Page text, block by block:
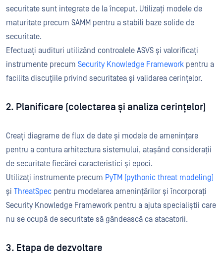
securitate sunt integrate de la început. Utilizați modele de
maturitate precum SAMM pentru a stabili baze solide de
securitate.
Efectuați audituri utilizând controalele ASVS și valorificați
instrumente precum Security Knowledge Framework pentru a
facilita discuțiile privind securitatea și validarea cerințelor.
2. Planificare (colectarea și analiza cerințelor)
Creați diagrame de flux de date și modele de amenințare
pentru a contura arhitectura sistemului, atașând considerații
de securitate fiecărei caracteristici și epoci.
Utilizați instrumente precum PyTM (pythonic threat modeling)
și ThreatSpec pentru modelarea amenințărilor și încorporați
Security Knowledge Framework pentru a ajuta specialiștii care
nu se ocupă de securitate să gândească ca atacatorii.
3. Etapa de dezvoltare